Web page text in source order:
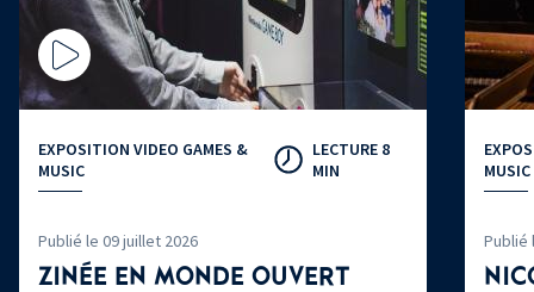
EXPOSITION VIDEO GAMES &
MUSIC
LECTURE 8
MIN
Publié le 09 juillet 2026
ZINÉE EN MONDE OUVERT
MUSIC
Publié